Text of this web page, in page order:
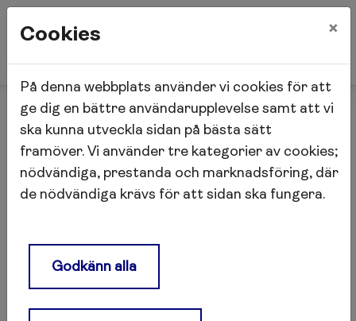
Start
Lokalhyresgäst
Fastighetsinformation
Repslagaren
Repslagaren
Afa Fastigheter och Advania har ett
samarbete som innebär att du som hyresgäst
snabbt och enkelt får tillgång till de
Cookies ×
På denna webbplats använder vi cookies för att
ge dig en bättre användarupplevelse samt att vi
ska kunna utveckla sidan på bästa sätt
framöver. Vi använder tre kategorier av cookies;
nödvändiga, prestanda och marknadsföring, där
de nödvändiga krävs för att sidan ska fungera.
Godkänn alla